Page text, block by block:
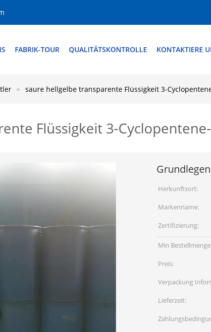
FABRIK-TOUR QUALITÄTSKONTROLLE KONTAKTIERE
saure hellgelbe transparente Flüssigkeit 3-
Flüssigkeit 3-
Herkunftsort:
Markenname:
Zertifizierung:
Min
Preis:
Verpackung
Lieferzeit: